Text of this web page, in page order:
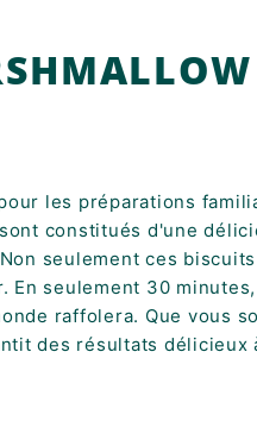
les préparations
constitués d'une
seulement ces
En seulement 30
raffolera. Que vous
des résultats délicieux